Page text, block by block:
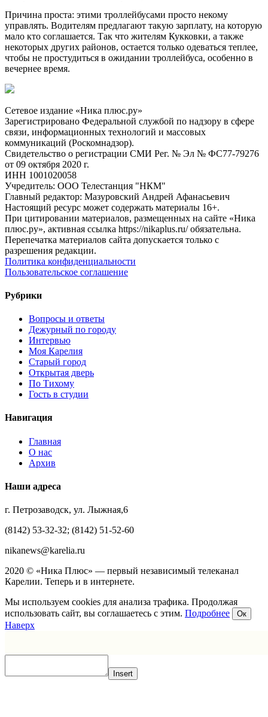
Причина проста: этими троллейбусами просто некому
управлять. Водителям предлагают такую зарплату, на которую
мало кто соглашается. Так что жителям Кукковки, а также
некоторых других районов, остается только одеваться теплее,
чтобы не простудиться в ожидании троллейбуса, особенно в
вечернее время.
Сетевое издание «Ника плюс.ру»
Зарегистрировано Федеральной службой по надзору в сфере
связи, информационных технологий и массовых
коммуникаций (Роскомнадзор).
Свидетельство о регистрации СМИ Рег. № Эл № ФС77-79276
от 09 октября 2020 г.
ИНН 1001020058
Учредитель: ООО Телестанция "НКМ"
Главный редактор: Мазуровский Андрей Афанасьевич
Настоящий ресурс может содержать материалы 16+.
При цитировании материалов, размещенных на сайте «Ника
плюс.ру», активная ссылка https://nikaplus.ru/ обязательна.
Перепечатка материалов сайта допускается только с
разрешения редакции.
Политика конфиденциальности
Пользовательское соглашение
Рубрики
Вопросы и ответы
Дежурный по городу
Интервью
Моя Карелия
Старый город
Открытая дверь
По Тихому
Гость в студии
Навигация
Главная
О нас
Архив
Наши адреса
г. Петрозаводск, ул. Лыжная,6
(8142) 53-32-32; (8142) 51-52-60
nikanews@karelia.ru
2020 © «Ника Плюс» — первый независимый телеканал
Карелии. Теперь и в интернете.
Мы используем cookies для анализа трафика. Продолжая
использовать сайт, вы соглашаетесь с этим. Подробнее Ок
Наверх
Insert